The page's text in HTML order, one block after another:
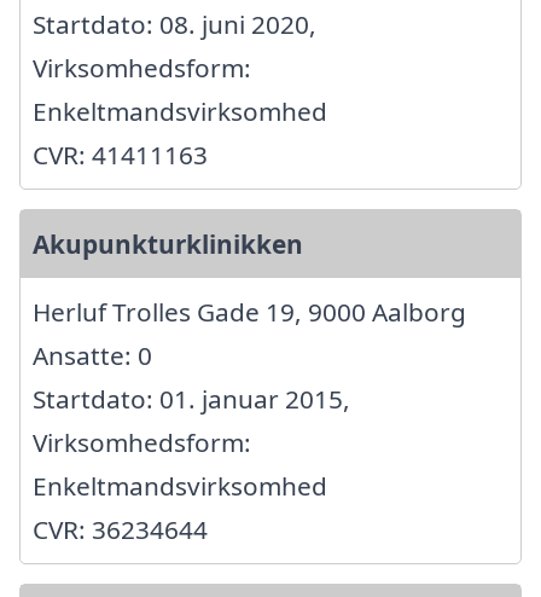
Startdato: 08. juni 2020,
Virksomhedsform:
Enkeltmandsvirksomhed
CVR: 41411163
Akupunkturklinikken
Herluf Trolles Gade 19, 9000 Aalborg
Ansatte: 0
Startdato: 01. januar 2015,
Virksomhedsform:
Enkeltmandsvirksomhed
CVR: 36234644